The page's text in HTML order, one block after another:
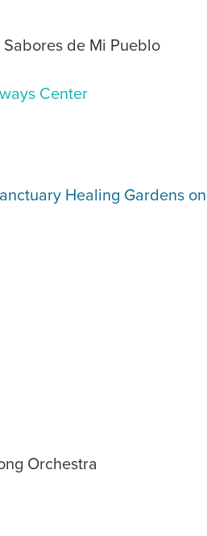
Sabores de Mi Pueblo
Center
Healing Gardens on
Orchestra